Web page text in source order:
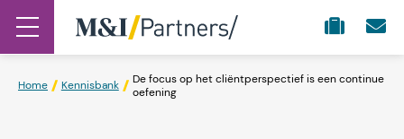
Home Kennisbank
De focus op het cliëntperspectief is een continue
oefening